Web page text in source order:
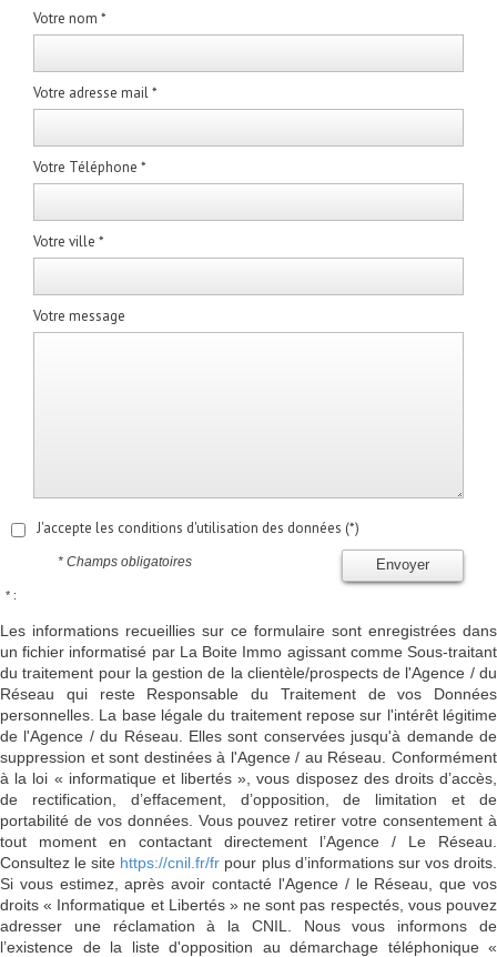
Votre nom *
Votre adresse mail *
Votre Téléphone *
Votre ville *
Votre message
J'accepte les conditions d'utilisation des données (*)
Envoyer
* Champs obligatoires
* :
Les informations recueillies sur ce formulaire sont enregistrées dans
un fichier informatisé par La Boite Immo agissant comme Sous-traitant
du traitement pour la gestion de la clientèle/prospects de l'Agence / du
Réseau qui reste Responsable du Traitement de vos Données
personnelles. La base légale du traitement repose sur l'intérêt légitime
de l'Agence / du Réseau. Elles sont conservées jusqu'à demande de
suppression et sont destinées à l'Agence / au Réseau. Conformément
à la loi « informatique et libertés », vous disposez des droits d’accès,
de rectification, d’effacement, d’opposition, de limitation et de
portabilité de vos données. Vous pouvez retirer votre consentement à
tout moment en contactant directement l’Agence / Le Réseau.
Consultez le site https://cnil.fr/fr pour plus d’informations sur vos droits.
Si vous estimez, après avoir contacté l'Agence / le Réseau, que vos
droits « Informatique et Libertés » ne sont pas respectés, vous pouvez
adresser une réclamation à la CNIL. Nous vous informons de
l’existence de la liste d'opposition au démarchage téléphonique «